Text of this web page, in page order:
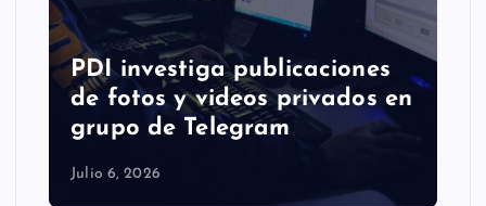
PDI investiga publicaciones
de fotos y videos privados en
grupo de Telegram
Julio 6, 2026